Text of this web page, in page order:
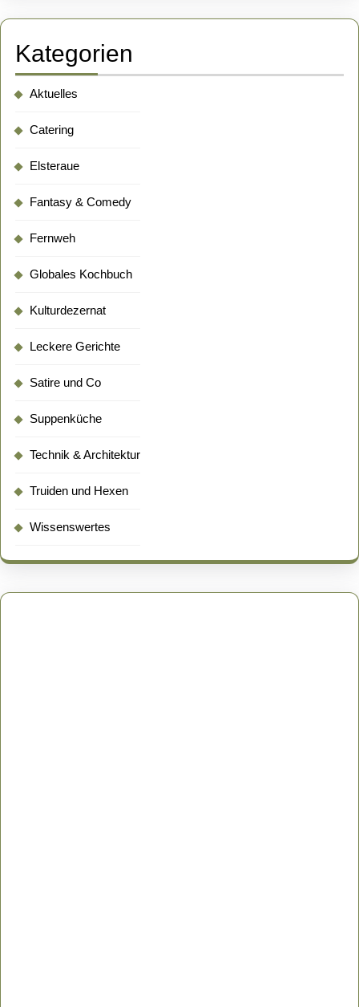
Kategorien
Aktuelles
Catering
Elsteraue
Fantasy & Comedy
Fernweh
Globales Kochbuch
Kulturdezernat
Leckere Gerichte
Satire und Co
Suppenküche
Technik & Architektur
Truiden und Hexen
Wissenswertes